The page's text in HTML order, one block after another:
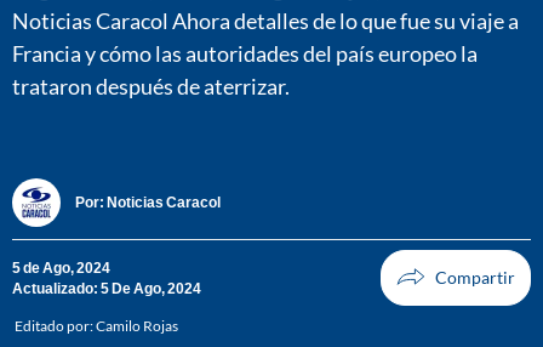
Noticias Caracol Ahora detalles de lo que fue su viaje a
Francia y cómo las autoridades del país europeo la
trataron después de aterrizar.
Por: Noticias Caracol
5 de Ago, 2024
Actualizado: 5 De Ago, 2024
Editado por:Camilo Rojas